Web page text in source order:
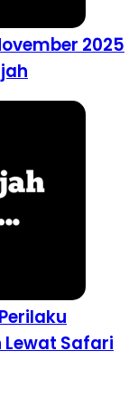
2025
Lewat Safari